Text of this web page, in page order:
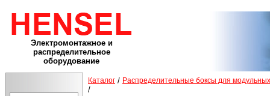
Электромонтажное и
распределительное
оборудование
Каталог / Распределительные боксы для модульных
/